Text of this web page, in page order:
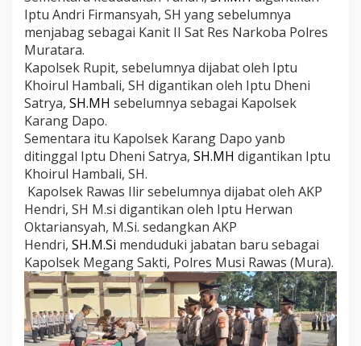
Iptu Andri Firmansyah, SH yang sebelumnya
menjabag sebagai Kanit II Sat Res Narkoba Polres
Muratara.
Kapolsek Rupit, sebelumnya dijabat oleh Iptu
Khoirul Hambali, SH digantikan oleh Iptu Dheni
Satrya, SH.MH sebelumnya sebagai Kapolsek
Karang Dapo.
Sementara itu Kapolsek Karang Dapo yanb
ditinggal Iptu Dheni Satrya, SH.MH digantikan Iptu
Khoirul Hambali, SH.
Kapolsek Rawas Ilir sebelumnya dijabat oleh AKP
Hendri, SH M.si digantikan oleh Iptu Herwan
Oktariansyah, M.Si. sedangkan AKP
Hendri, SH.M.Si menduduki jabatan baru sebagai
Kapolsek Megang Sakti, Polres Musi Rawas (Mura).